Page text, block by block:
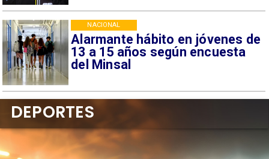
Alarmante hábito en jóvenes de
13 a 15 años según encuesta
del Minsal
NACIONAL
DEPORTES